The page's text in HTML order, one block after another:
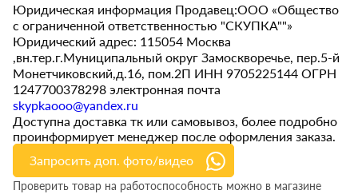
Юридическая информация Продавец:ООО «Общество
с ограниченной ответственностью "СКУПКА""»
Юридический адрес: 115054 Москва
,вн.тер.г.Муниципальный округ Замоскворечье, пер.5-й
Монетчиковский,д.16, пом.2П ИНН 9705225144 ОГРН
1247700378298 электронная почта
skypkaooo@yandex.ru
Доступна доставка тк или самовывоз, более подробно
проинформирует менеджер после оформления заказа.
Запросить доп. фото/видео
Проверить товар на работоспособность можно в магазине